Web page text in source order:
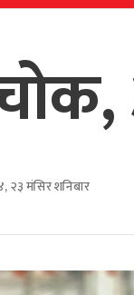
२३ मंसिर शनिबार